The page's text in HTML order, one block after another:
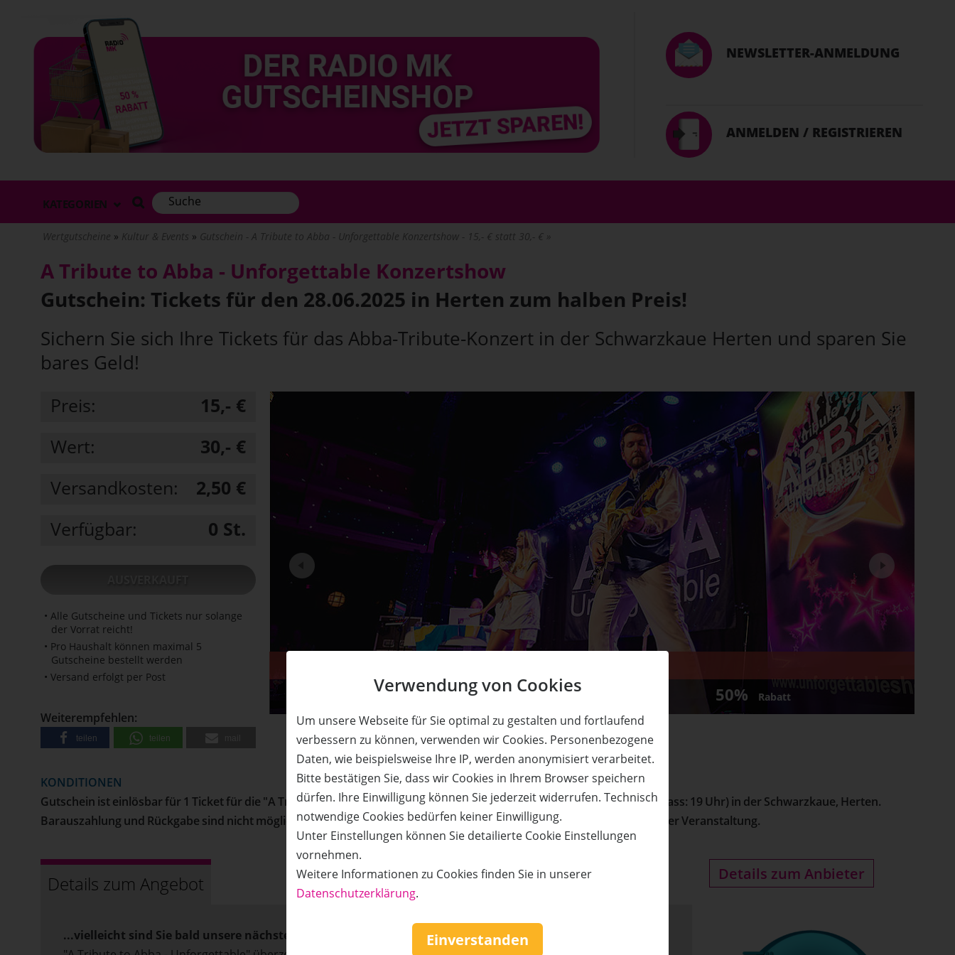
Verwendung von Cookies
Um unsere Webseite für Sie optimal zu gestalten und fortlaufend
verbessern zu können, verwenden wir Cookies. Personenbezogene
Daten, wie beispielsweise Ihre IP, werden anonymisiert verarbeitet.
Bitte bestätigen Sie, dass wir Cookies in Ihrem Browser speichern
dürfen. Ihre Einwilligung können Sie jederzeit widerrufen. Technisch
notwendige Cookies bedürfen keiner Einwilligung.
Unter Einstellungen können Sie detailierte Cookie Einstellungen
vornehmen.
Weitere Informationen zu Cookies finden Sie in unserer
Datenschutzerklärung.
Einverstanden
NEWSLETTER-ANMELDUNG
ANMELDEN / REGISTRIEREN
KATEGORIEN
Wertgutscheine Kultur & Events Gutschein - A Tribute to Abba - Unforgettable Konzertshow - 15,- € statt 30,- €
A Tribute to Abba - Unforgettable Konzertshow
Gutschein: Tickets für den 28.06.2025 in Herten zum halben Preis!
Sichern Sie sich Ihre Tickets für das Abba-Tribute-Konzert in der Schwarzkaue Herten und sparen Sie
bares Geld!
Gutschein 50% Rabatt
Next
Preis:
15,- €
Wert:
30,- €
Versandkosten:
2,50 €
Verfügbar:
0 St.
• Alle Gutscheine und Tickets nur solange
der Vorrat reicht!
• Pro Haushalt können maximal 5
Gutscheine bestellt werden
• Versand erfolgt per Post
Weiterempfehlen:
teilen teilen
KONDITIONEN
Gutschein ist einlösbar für 1 Ticket für die "A Tribute to Abba - Unforgettable Konzertshow" am 28.06.2025, 20 Uhr (Einlass: 19 Uhr) in der Schwarzkaue, Herten.
Barauszahlung und Rückgabe sind nicht möglich. Weiterverkauf ist untersagt. Einzulösen an der Abendkasse am Tag der Veranstaltung.
Details zum Angebot
...vielleicht sind Sie bald unsere nächste „Dancing Queen“!?
Details zum Anbieter